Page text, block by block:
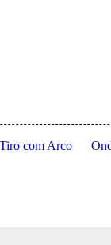
Tiro com Arco